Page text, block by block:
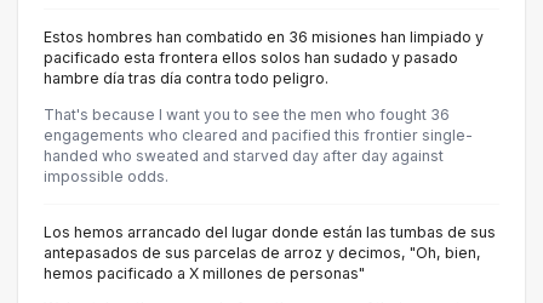
Estos hombres han combatido en 36 misiones han limpiado y
pacificado esta frontera ellos solos han sudado y pasado
hambre día tras día contra todo peligro.
That's because I want you to see the men who fought 36
engagements who cleared and pacified this frontier single-
handed who sweated and starved day after day against
impossible odds.
Los hemos arrancado del lugar donde están las tumbas de sus
antepasados de sus parcelas de arroz y decimos, "Oh, bien,
hemos pacificado a X millones de personas"